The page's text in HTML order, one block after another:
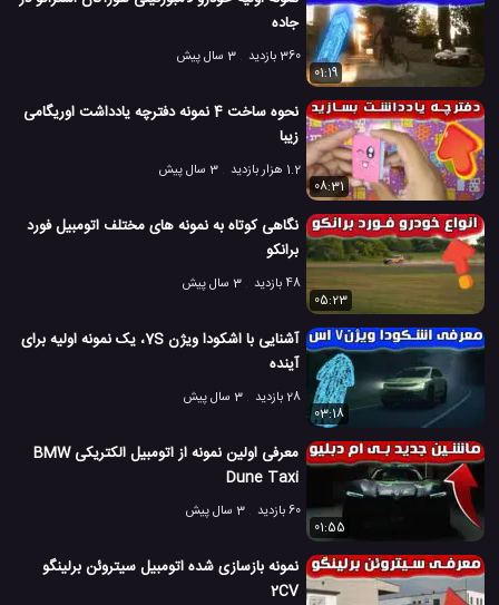
جاده
360 بازدید
3 سال پیش
01:19
نحوه ساخت 4 نمونه دفترچه یادداشت اوریگامی
زیبا
1.2 هزار بازدید
3 سال پیش
08:31
نگاهی کوتاه به نمونه های مختلف اتومبیل فورد
برانکو
48 بازدید
3 سال پیش
05:23
آشنایی با اشکودا ویژن 7S، یک نمونه اولیه برای
آینده
28 بازدید
3 سال پیش
03:18
معرفی اولین نمونه از اتومبیل الکتریکی BMW
Dune Taxi
60 بازدید
3 سال پیش
01:55
نمونه بازسازی شده اتومبیل سیتروئن برلینگو
2CV